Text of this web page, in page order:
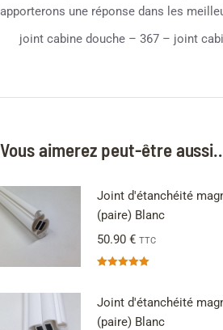
apporterons une réponse dans les
joint cabine douche – 367 – joint
Vous aimerez peut-être
Joint d'étanchéité
(paire) Blanc
50.90 € TTC
Joint d'étanchéité
(paire) Blanc